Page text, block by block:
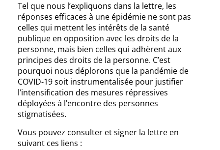
Tel que nous l’expliquons dans la lettre, les
réponses efficaces à une épidémie ne sont pas
celles qui mettent les intérêts de la santé
publique en opposition avec les droits de la
personne, mais bien celles qui adhèrent aux
principes des droits de la personne. C’est
pourquoi nous déplorons que la pandémie de
COVID-19 soit instrumentalisée pour justifier
l’intensification des mesures répressives
déployées à l’encontre des personnes
stigmatisées.
Vous pouvez consulter et signer la lettre en
suivant ces liens :